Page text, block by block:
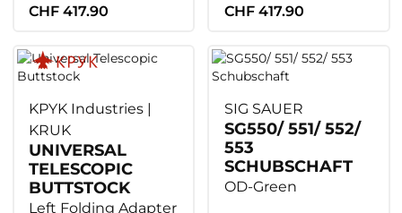
CHF 417.90
CHF 417.90
KPYK Industries |
KRUK
UNIVERSAL
TELESCOPIC
BUTTSTOCK
Left Folding Adapter
SIG SAUER
SG550/ 551/ 552/
553
SCHUBSCHAFT
OD-Green